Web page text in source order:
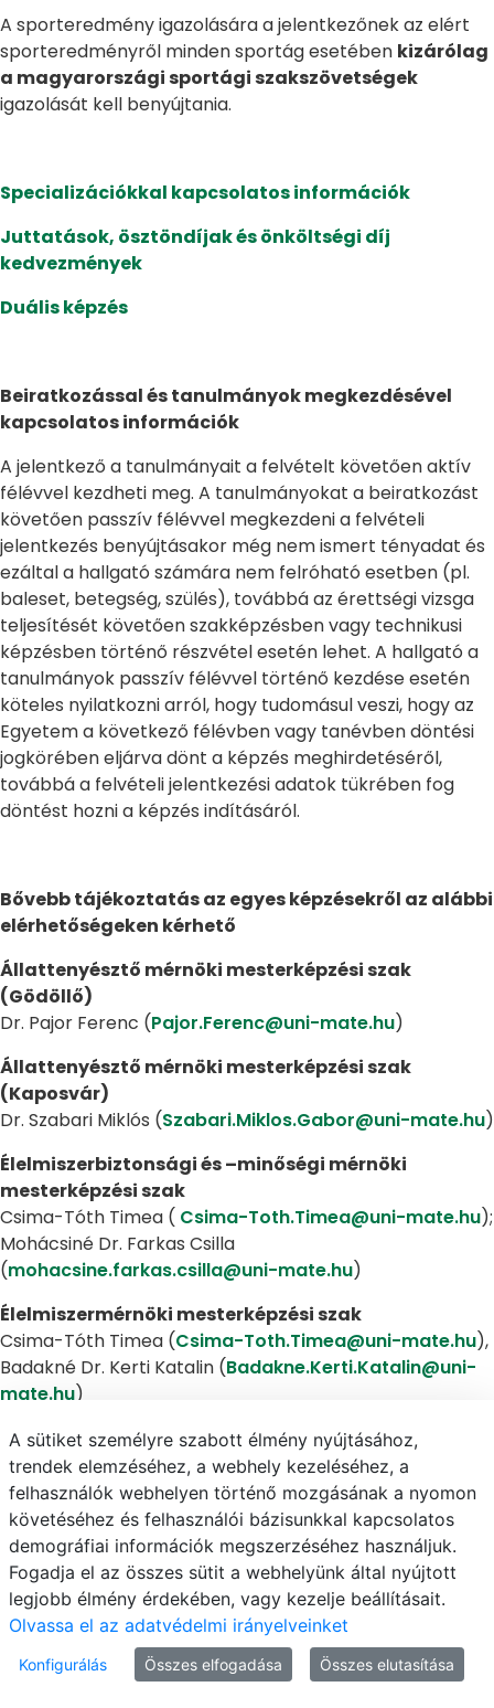
A sporteredmény igazolására a jelentkezőnek az elért
sporteredményről minden sportág esetében kizárólag
a magyarországi sportági szakszövetségek
igazolását kell benyújtania.
Specializációkkal kapcsolatos információk
Juttatások, ösztöndíjak és önköltségi díj
kedvezmények
Duális képzés
Beiratkozással és tanulmányok megkezdésével
kapcsolatos információk
A jelentkező a tanulmányait a felvételt követően aktív
félévvel kezdheti meg. A tanulmányokat a beiratkozást
követően passzív félévvel megkezdeni a felvételi
jelentkezés benyújtásakor még nem ismert tényadat és
ezáltal a hallgató számára nem felróható esetben (pl.
baleset, betegség, szülés), továbbá az érettségi vizsga
teljesítését követően szakképzésben vagy technikusi
képzésben történő részvétel esetén lehet. A hallgató a
tanulmányok passzív félévvel történő kezdése esetén
köteles nyilatkozni arról, hogy tudomásul veszi, hogy az
Egyetem a következő félévben vagy tanévben döntési
jogkörében eljárva dönt a képzés meghirdetéséről,
továbbá a felvételi jelentkezési adatok tükrében fog
döntést hozni a képzés indításáról.
Bővebb tájékoztatás az egyes képzésekről az alábbi
elérhetőségeken kérhető
Állattenyésztő mérnöki mesterképzési szak
(Gödöllő)
Dr. Pajor Ferenc (Pajor.Ferenc@uni-mate.hu)
Állattenyésztő mérnöki mesterképzési szak
(Kaposvár)
Dr. Szabari Miklós (Szabari.Miklos.Gabor@uni-mate.hu)
Élelmiszerbiztonsági és –minőségi mérnöki
mesterképzési szak
Csima-Tóth Timea ( Csima-Toth.Timea@uni-mate.hu);
Mohácsiné Dr. Farkas Csilla
(mohacsine.farkas.csilla@uni-mate.hu)
Élelmiszermérnöki mesterképzési szak
Csima-Tóth Timea (Csima-Toth.Timea@uni-mate.hu),
Badakné Dr. Kerti Katalin (Badakne.Kerti.Katalin@uni-
mate.hu)
Kertészmérnöki mesterképzési szak (Budapest)
Zámboriné dr. Németh Éva
Zamborine.Nemeth.Eva@uni-mate.hu), Illés-Hegyesi
Gabriella (Illes-Hegyesi.Gabriella@uni-mate.hu)
Mezőgazdasági biotechnológus mesterképzési
szak (Budapest, Gödöllő)
Veres Anikó ( Veres.Aniko@uni-mate.hu )
Növénytermesztő mérnöki mesterképzési szak
A sütiket személyre szabott élmény nyújtásához,
trendek elemzéséhez, a webhely kezeléséhez, a
felhasználók webhelyen történő mozgásának a nyomon
követéséhez és felhasználói bázisunkkal kapcsolatos
demográfiai információk megszerzéséhez használjuk.
Fogadja el az összes sütit a webhelyünk által nyújtott
legjobb élmény érdekében, vagy kezelje beállításait.
Olvassa el az adatvédelmi irányelveinket
Konfigurálás Összes elfogadása Összes elutasítása